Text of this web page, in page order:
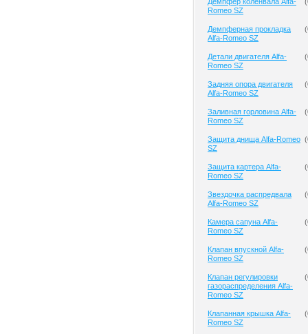
Romeo SZ
Демпферная прокладка
Alfa-Romeo SZ
(
Детали двигателя Alfa-
Romeo SZ
(
Задняя опора двигателя
Alfa-Romeo SZ
(
Заливная горловина Alfa-
Romeo SZ
(
Защита днища Alfa-Romeo
SZ
(
Защита картера Alfa-
Romeo SZ
(
Звездочка распредвала
Alfa-Romeo SZ
(
Камера сапуна Alfa-
Romeo SZ
(
Клапан впускной Alfa-
Romeo SZ
(
Клапан регулировки
газораспределения Alfa-
Romeo SZ
(
Клапанная крышка Alfa-
Romeo SZ
(